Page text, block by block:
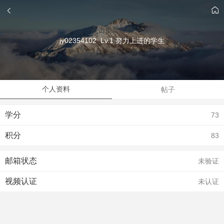
点击重新加载
jy02354102 Lv.1 努力上进的学生
个人资料 帖子
学分 73
积分 83
邮箱状态 未验证
视频认证 未认证